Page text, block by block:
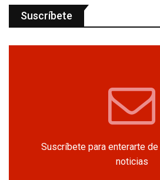
Suscríbete
Suscríbete para enterarte
noticias